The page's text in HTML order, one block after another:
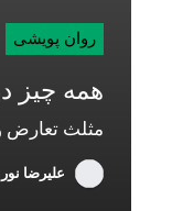
روان پویشی
همه چیز
مثلث تعارض
علیرضا